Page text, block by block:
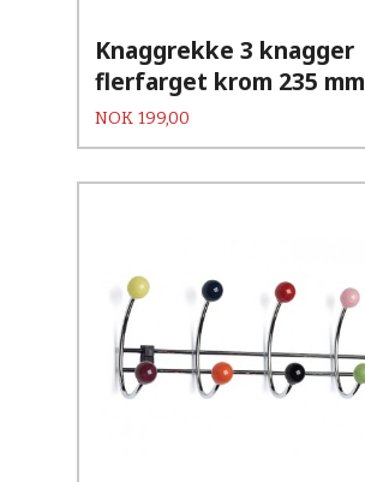
Knaggrekke 3 knagger
flerfarget krom 235 mm
Pris
NOK 199,00